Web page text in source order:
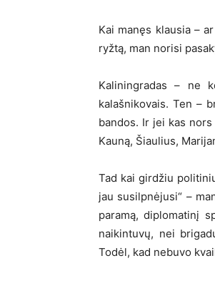
Kai manęs klausia –
ryžtą, man norisi
Kaliningradas – ne
kalašnikovais. Ten –
bandos. Ir jei kas
Kauną, Šiaulius,
Tad kai girdžiu
jau susilpnėjusi“ –
paramą, diplomatinį
naikintuvų, nei
Todėl, kad nebuvo